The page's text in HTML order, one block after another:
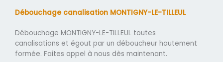
Débouchage canalisation MONTIGNY-LE-TILLEUL
Débouchage MONTIGNY-LE-TILLEUL toutes
canalisations et égout par un déboucheur hautement
formée. Faites appel à nous dès maintenant.